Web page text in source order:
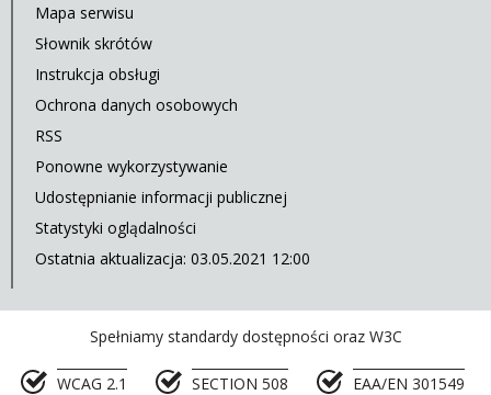
Mapa serwisu
Słownik skrótów
Instrukcja obsługi
Ochrona danych osobowych
RSS
Ponowne wykorzystywanie
Udostępnianie informacji publicznej
Statystyki oglądalności
Ostatnia aktualizacja: 03.05.2021 12:00
Spełniamy standardy dostępności oraz W3C
WCAG 2.1 SECTION 508 EAA/EN 301549